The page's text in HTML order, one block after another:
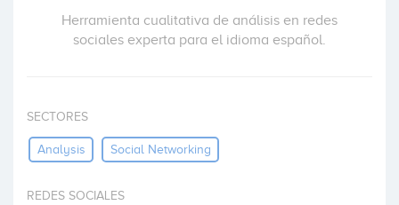
Herramienta cualitativa de análisis en redes
sociales experta para el idioma español.
SECTORES
Analysis Social Networking
REDES SOCIALES